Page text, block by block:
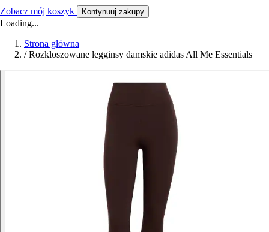
Zobacz mój koszyk Kontynuuj zakupy
Loading...
Strona główna
/ Rozkloszowane legginsy damskie adidas All Me Essentials